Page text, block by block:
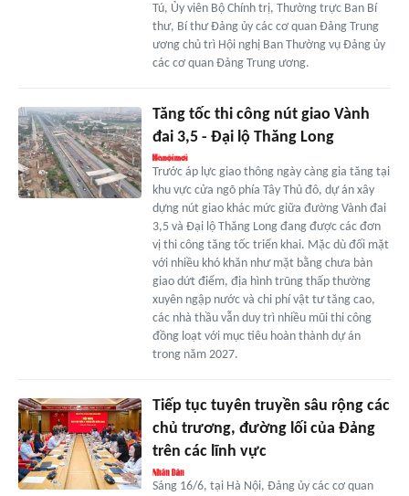
Tú, Ủy viên Bộ Chính trị, Thường trực Ban Bí
thư, Bí thư Đảng ủy các cơ quan Đảng Trung
ương chủ trì Hội nghị Ban Thường vụ Đảng ủy
các cơ quan Đảng Trung ương.
Tăng tốc thi công nút giao Vành
đai 3,5 - Đại lộ Thăng Long
Trước áp lực giao thông ngày càng gia tăng tại
khu vực cửa ngõ phía Tây Thủ đô, dự án xây
dựng nút giao khác mức giữa đường Vành đai
3,5 và Đại lộ Thăng Long đang được các đơn
vị thi công tăng tốc triển khai. Mặc dù đối mặt
với nhiều khó khăn như mặt bằng chưa bàn
giao dứt điểm, địa hình trũng thấp thường
xuyên ngập nước và chi phí vật tư tăng cao,
các nhà thầu vẫn duy trì nhiều mũi thi công
đồng loạt với mục tiêu hoàn thành dự án
trong năm 2027.
Tiếp tục tuyên truyền sâu rộng các
chủ trương, đường lối của Đảng
trên các lĩnh vực
Sáng 16/6, tại Hà Nội, Đảng ủy các cơ quan